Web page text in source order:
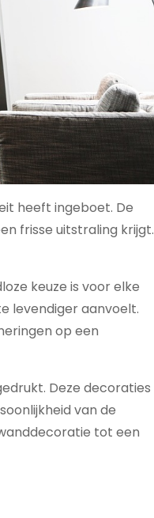
heeft ingeboet. De
frisse uitstraling krijgt.
keuze is voor elke
levendiger aanvoelt.
op een
Deze decoraties
van de
tot een